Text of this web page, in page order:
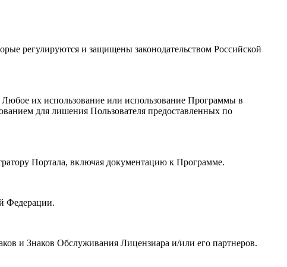
регулируются и защищены законодательством Российской
их использование или использование Программы в
для лишения Пользователя предоставленных по
Портала, включая документацию к Программе.
Федерации.
и Знаков Обслуживания Лицензиара и/или его партнеров.